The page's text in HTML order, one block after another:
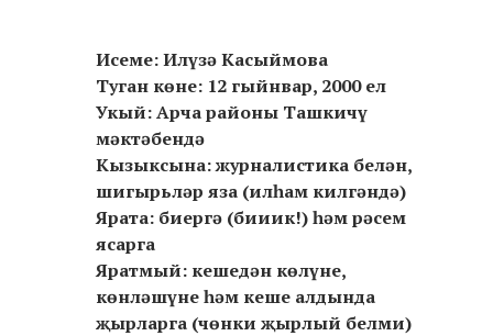
Исеме: Илүзә Касыймова
Туган көне: 12 гыйнвар, 2000 ел
Укый: Арча районы Ташкичү
мәктәбендә
Кызыксына: журналистика белән,
шигырьләр яза (илһам килгәндә)
Ярата: биергә (бииик!) һәм рәсем
ясарга
Яратмый: кешедән көлүне,
көнләшүне һәм кеше алдында
җырларга (чөнки җырлый белми)